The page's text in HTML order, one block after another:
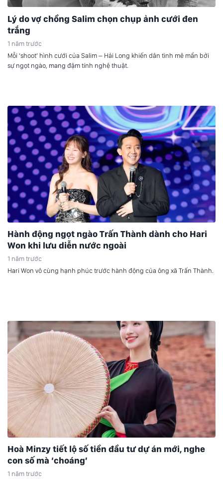
Lý do vợ chồng Salim chọn chụp ảnh cưới đen
trắng
1 năm trước
Mỗi ‘shoot’ hình cưới của Salim – Hải Long khiến dân tình mê mẩn bởi
sự ngọt ngào, mang đậm tính nghệ thuật.
Hành động ngọt ngào Trấn Thành dành cho Hari
Won khi lưu diễn nước ngoài
1 năm trước
Hari Won vô cùng hạnh phúc trước hành động của ông xã Trấn Thành.
Hoà Minzy tiết lộ số tiền đầu tư dự án mới, nghe
con số mà ‘choáng’
1 năm trước